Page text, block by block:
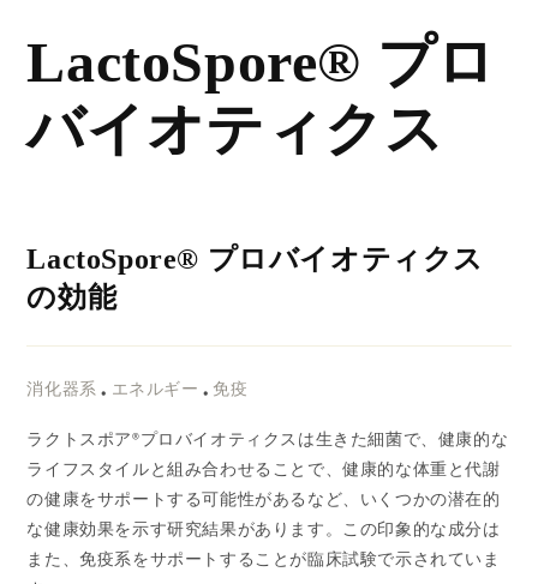
進む
LactoSpore® プロ
バイオティクス
LactoSpore® プロバイオティクス
の効能
消化器系 • エネルギー • 免疫
ラクトスポア®プロバイオティクスは生きた細菌で、健康的な
ライフスタイルと組み合わせることで、健康的な体重と代謝
の健康をサポートする可能性があるなど、いくつかの潜在的
な健康効果を示す研究結果があります。この印象的な成分は
また、免疫系をサポートすることが臨床試験で示されていま